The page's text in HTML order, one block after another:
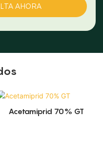
AHORA
Acetamiprid 70% GT